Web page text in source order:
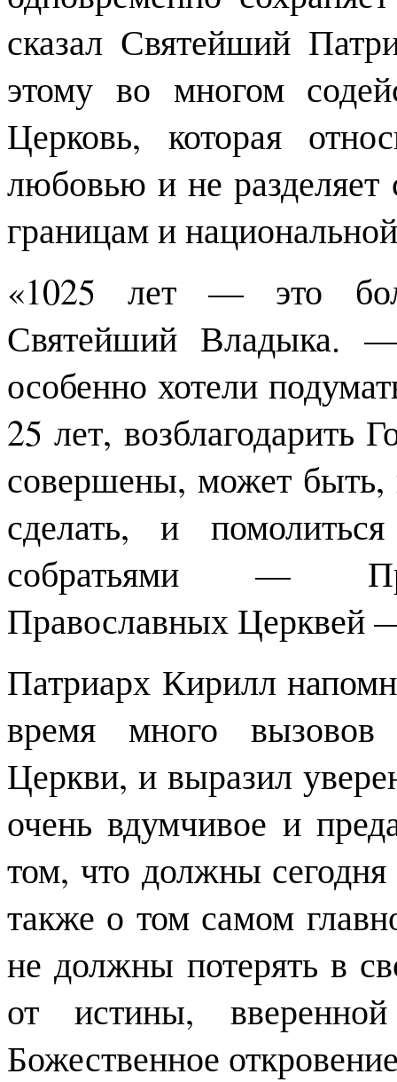
сказал Святейший
этому во многом
Церковь, которая
любовью и не
границам и
«1025 лет — это
Святейший Владыка.
особенно хотели
25 лет, возблагодарить
совершены, может быть,
сделать, и
собратьями —
Православных Церквей
Патриарх Кирилл
время много
Церкви, и выразил
очень вдумчивое и
том, что должны
также о том самом
не должны потерять в
от истины,
Божественное